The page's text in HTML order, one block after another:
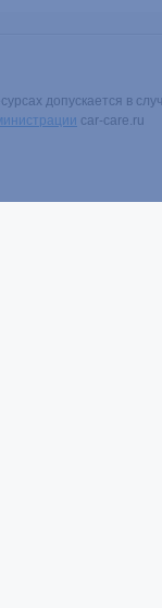
допускается в
car-care.ru